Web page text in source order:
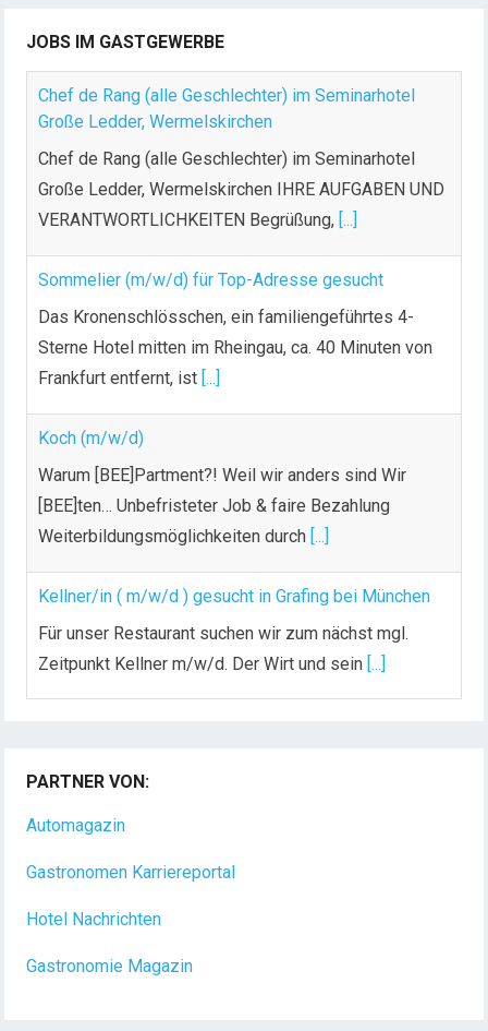
JOBS IM GASTGEWERBE
Chef de Rang (alle Geschlechter) im Seminarhotel
Große Ledder, Wermelskirchen
Chef de Rang (alle Geschlechter) im Seminarhotel
Große Ledder, Wermelskirchen IHRE AUFGABEN UND
VERANTWORTLICHKEITEN Begrüßung, [...]
Sommelier (m/w/d) für Top-Adresse gesucht
Das Kronenschlösschen, ein familiengeführtes 4-
Sterne Hotel mitten im Rheingau, ca. 40 Minuten von
Frankfurt entfernt, ist [...]
Koch (m/w/d)
Warum [BEE]Partment?! Weil wir anders sind Wir
[BEE]ten… Unbefristeter Job & faire Bezahlung
Weiterbildungsmöglichkeiten durch [...]
Kellner/in ( m/w/d ) gesucht in Grafing bei München
Für unser Restaurant suchen wir zum nächst mgl.
Zeitpunkt Kellner m/w/d. Der Wirt und sein [...]
Dein Arbeitsplatz mit Urlaubsfeeling Chef de Rang
(m/w/d) Du bist Gastgeber aus Leidenschaft und
PARTNER VON:
Automagazin
Gastronomen Karriereportal
Hotel Nachrichten
Gastronomie Magazin